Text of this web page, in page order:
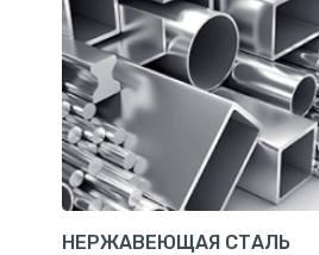
Полособульб
Полукруг
Шпунт Ларсена
НЕРЖАВЕЮЩАЯ СТАЛЬ